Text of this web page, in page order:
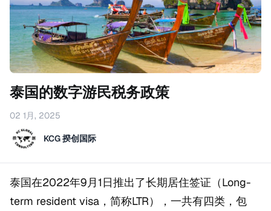
泰国的数字游民税务政策
02 1月, 2025
KCG 揆创国际
泰国在2022年9月1日推出了长期居住签证（Long-
term resident visa，简称LTR），一共有四类，包